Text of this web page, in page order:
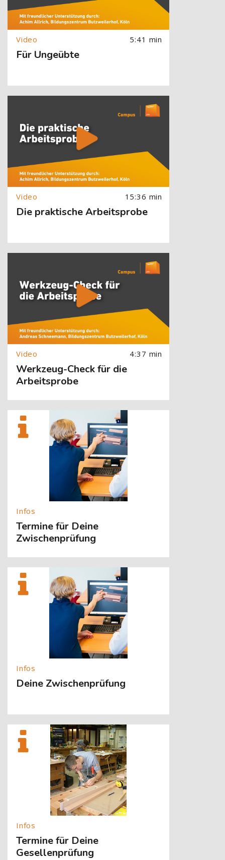
5:41 min
Für Ungeübte
[Cocoon] About (Text with Image) überspringen
15:36 min
Die praktische Arbeitsprobe
[Cocoon] About (Text with Image) überspringen
4:37 min
Werkzeug-Check für die
Arbeitsprobe
[Cocoon] About (Text with Image) überspringen
Termine für Deine
Zwischenprüfung
[Cocoon] About (Text with Image) überspringen
Deine Zwischenprüfung
[Cocoon] About (Text with Image) überspringen
Termine für Deine
Gesellenprüfung